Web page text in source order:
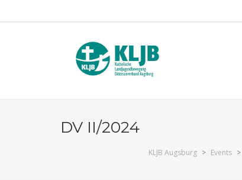
DV II/2024
KLJB Augsburg > Events >